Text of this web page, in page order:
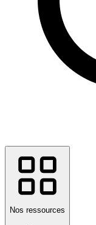
Nos ressources